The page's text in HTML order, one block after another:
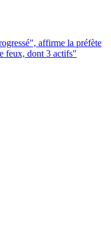
affirme la préfète
feux, dont 3 actifs"